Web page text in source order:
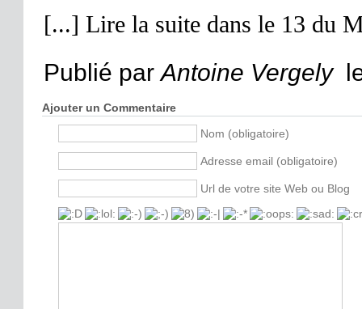
[...] Lire la suite dans le 13 du
Publié parAntoine Vergelyle
Ajouter un Commentaire
Nom (obligatoire)
Adresse email (obligatoire)
Url de votre site Web ou Blog